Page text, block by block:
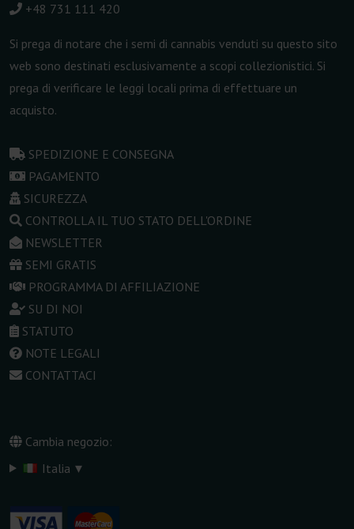
+48 731 111 420
Si prega di notare che i semi di cannabis venduti su questo sito
web sono destinati esclusivamente a scopi collezionistici. Si
prega di verificare le leggi locali prima di effettuare un
acquisto.
SPEDIZIONE E CONSEGNA
PAGAMENTO
SICUREZZA
CONTROLLA IL TUO STATO DELL'ORDINE
NEWSLETTER
SEMI GRATIS
PROGRAMMA DI AFFILIAZIONE
SU DI NOI
STATUTO
NOTE LEGALI
CONTATTACI
Cambia negozio:
Italia ▾